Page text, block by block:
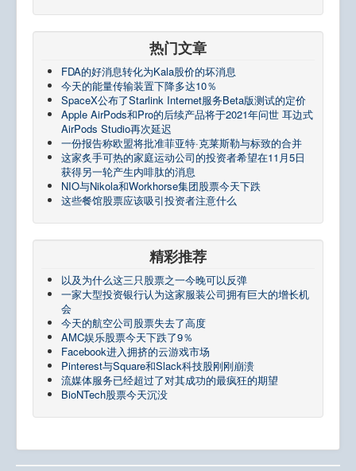
热门文章
FDA的好消息转化为Kala股价的坏消息
今天的能量传输装置下降多达10％
SpaceX公布了Starlink Internet服务Beta版测试的定价
Apple AirPods和Pro的后续产品将于2021年问世 耳边式
AirPods Studio再次延迟
一份报告称欧盟将批准菲亚特·克莱斯勒与标致的合并
这家炙手可热的家庭运动公司的投资者希望在11月5日
获得另一轮产生内啡肽的消息
NIO与Nikola和Workhorse集团股票今天下跌
这些餐馆股票应该吸引投资者注意什么
精彩推荐
以及为什么这三只股票之一今晚可以反弹
一家大型投资银行认为这家服装公司拥有巨大的增长机
会
今天的航空公司股票失去了高度
AMC娱乐股票今天下跌了9％
Facebook进入拥挤的云游戏市场
Pinterest与Square和Slack科技股刚刚崩溃
流媒体服务已经超过了对其成功的最疯狂的期望
BioNTech股票今天沉没